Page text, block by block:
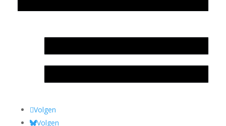
Volgen
Volgen